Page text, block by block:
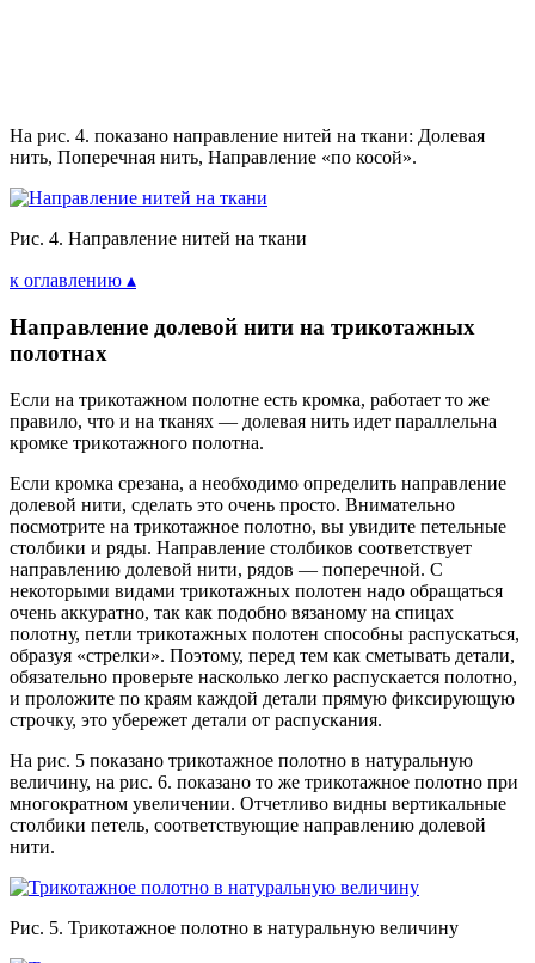
На рис. 4. показано направление нитей на ткани: Долевая
нить, Поперечная нить, Направление «по косой».
Рис. 4. Направление нитей на ткани
к оглавлению ▴
Направление долевой нити на трикотажных
полотнах
Если на трикотажном полотне есть кромка, работает то же
правило, что и на тканях — долевая нить идет параллельна
кромке трикотажного полотна.
Если кромка срезана, а необходимо определить направление
долевой нити, сделать это очень просто. Внимательно
посмотрите на трикотажное полотно, вы увидите петельные
столбики и ряды. Направление столбиков соответствует
направлению долевой нити, рядов — поперечной. С
некоторыми видами трикотажных полотен надо обращаться
очень аккуратно, так как подобно вязаному на спицах
полотну, петли трикотажных полотен способны распускаться,
образуя «стрелки». Поэтому, перед тем как сметывать детали,
обязательно проверьте насколько легко распускается полотно,
и проложите по краям каждой детали прямую фиксирующую
строчку, это убережет детали от распускания.
На рис. 5 показано трикотажное полотно в натуральную
величину, на рис. 6. показано то же трикотажное полотно при
многократном увеличении. Отчетливо видны вертикальные
столбики петель, соответствующие направлению долевой
нити.
Рис. 5. Трикотажное полотно в натуральную величину